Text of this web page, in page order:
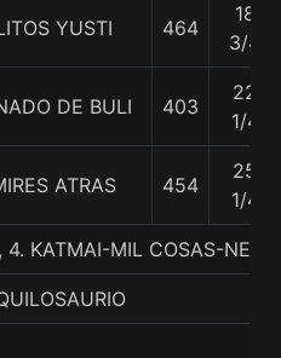
YUSTI 464
18
3/4
DE BULI 403
22
1/4
ATRAS 454
25
1/4
KATMAI-MIL COSAS-NEKO